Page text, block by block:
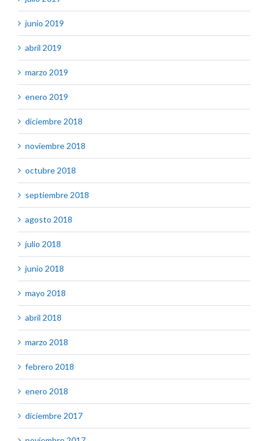
junio 2019
abril 2019
marzo 2019
enero 2019
diciembre 2018
noviembre 2018
octubre 2018
septiembre 2018
agosto 2018
julio 2018
junio 2018
mayo 2018
abril 2018
marzo 2018
febrero 2018
enero 2018
diciembre 2017